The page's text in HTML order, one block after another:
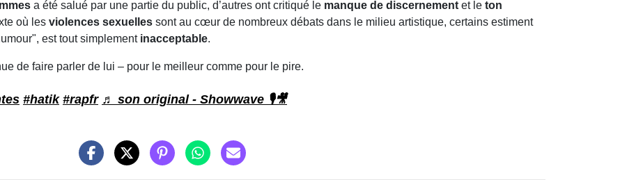
a été salué par une partie du public, d’autres ont critiqué le manque de discernement et le ton
où les violences sexuelles sont au cœur de nombreux débats dans le milieu artistique, certains estiment
est tout simplement inacceptable.
de faire parler de lui – pour le meilleur comme pour le pire.
#hatik #rapfr ♬ son original - Showwave 🎙️🎥